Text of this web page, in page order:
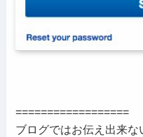
==================
ブログではお伝え出来な